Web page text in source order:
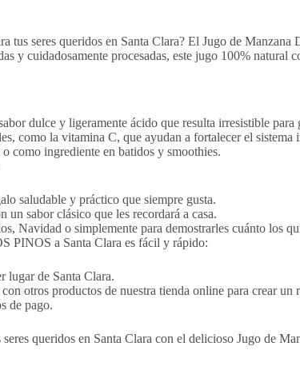
tus seres queridos en Santa Clara? El Jugo de
y cuidadosamente procesadas, este jugo 100%
dulce y ligeramente ácido que resulta irresistible para
como la vitamina C, que ayudan a fortalecer el sistema
como ingrediente en batidos y smoothies.
saludable y práctico que siempre gusta.
un sabor clásico que les recordará a casa.
Navidad o simplemente para demostrarles cuánto los
PINOS a Santa Clara es fácil y rápido:
lugar de Santa Clara.
otros productos de nuestra tienda online para crear un
de pago.
seres queridos en Santa Clara con el delicioso Jugo de